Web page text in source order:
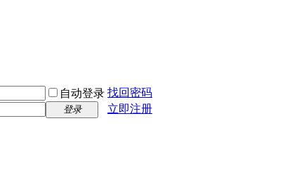
自动登录 找回密码
登录
立即注册